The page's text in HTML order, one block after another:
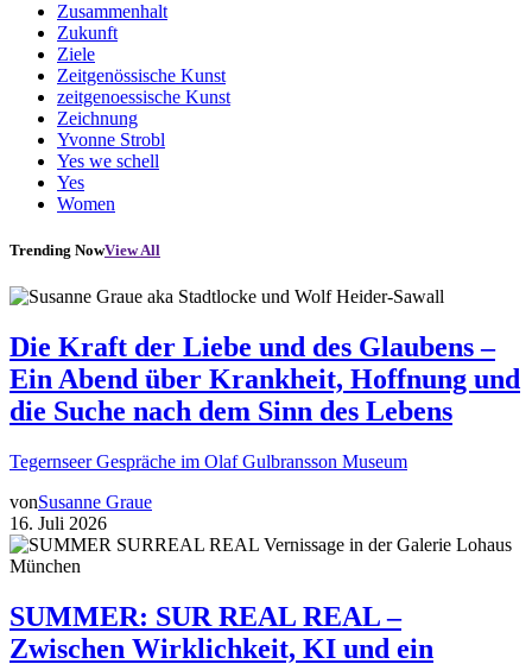
Zusammenhalt
Zukunft
Ziele
Zeitgenössische Kunst
zeitgenoessische Kunst
Zeichnung
Yvonne Strobl
Yes we schell
Yes
Women
Trending NowView All
Die Kraft der Liebe und des Glaubens –
Ein Abend über Krankheit, Hoffnung und
die Suche nach dem Sinn des Lebens
Tegernseer Gespräche im Olaf Gulbransson Museum
vonSusanne Graue
16. Juli 2026
SUMMER: SUR REAL REAL –
Zwischen Wirklichkeit, KI und ein